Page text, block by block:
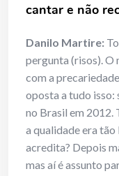
cantar e não
Danilo Martire:
pergunta (risos). O
com a
oposta a tudo isso:
no Brasil em 2012.
a qualidade era tão
acredita? Depois
mas aí é assunto